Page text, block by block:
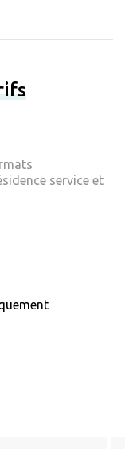
service et